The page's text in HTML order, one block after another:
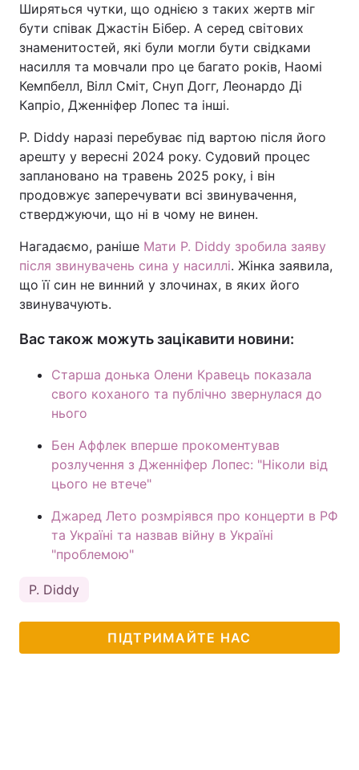
Ширяться чутки, що однією з таких жертв міг
бути співак Джастін Бібер. А серед світових
знаменитостей, які були могли бути свідками
насилля та мовчали про це багато років, Наомі
Кемпбелл, Вілл Сміт, Снуп Догг, Леонардо Ді
Капріо, Дженніфер Лопес та інші.
P. Diddy наразі перебуває під вартою після його
арешту у вересні 2024 року. Судовий процес
заплановано на травень 2025 року, і він
продовжує заперечувати всі звинувачення,
стверджуючи, що ні в чому не винен.
Нагадаємо, раніше Мати P. Diddy зробила заяву
після звинувачень сина у насиллі. Жінка заявила,
що її син не винний у злочинах, в яких його
звинувачують.
Вас також можуть зацікавити новини:
Старша донька Олени Кравець показала
свого коханого та публічно звернулася до
нього
Бен Аффлек вперше прокоментував
розлучення з Дженніфер Лопес: "Ніколи від
цього не втече"
Джаред Лето розмріявся про концерти в РФ
та Україні та назвав війну в Україні
"проблемою"
P. Diddy
ПІДТРИМАЙТЕ НАС